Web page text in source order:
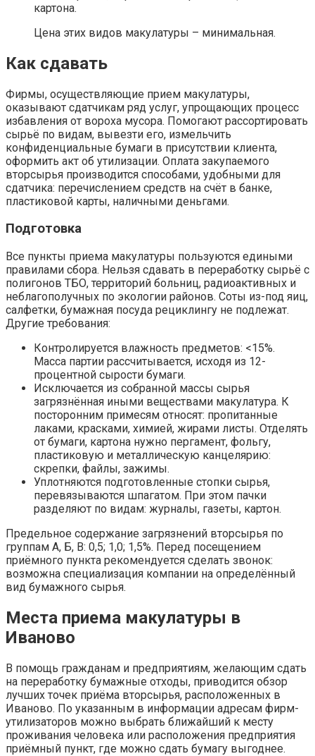
картона.
Цена этих видов макулатуры – минимальная.
Как сдавать
Фирмы, осуществляющие прием макулатуры,
оказывают сдатчикам ряд услуг, упрощающих процесс
избавления от вороха мусора. Помогают рассортировать
сырьё по видам, вывезти его, измельчить
конфиденциальные бумаги в присутствии клиента,
оформить акт об утилизации. Оплата закупаемого
вторсырья производится способами, удобными для
сдатчика: перечислением средств на счёт в банке,
пластиковой карты, наличными деньгами.
Подготовка
Все пункты приема макулатуры пользуются едиными
правилами сбора. Нельзя сдавать в переработку сырьё с
полигонов ТБО, территорий больниц, радиоактивных и
неблагополучных по экологии районов. Соты из-под яиц,
салфетки, бумажная посуда рециклингу не подлежат.
Другие требования:
Контролируется влажность предметов: <15%.
Масса партии рассчитывается, исходя из 12-
процентной сырости бумаги.
Исключается из собранной массы сырья
загрязнённая иными веществами макулатура. К
посторонним примесям относят: пропитанные
лаками, красками, химией, жирами листы. Отделять
от бумаги, картона нужно пергамент, фольгу,
пластиковую и металлическую канцелярию:
скрепки, файлы, зажимы.
Уплотняются подготовленные стопки сырья,
перевязываются шпагатом. При этом пачки
разделяют по видам: журналы, газеты, картон.
Предельное содержание загрязнений вторсырья по
группам А, Б, В: 0,5; 1,0; 1,5%. Перед посещением
приёмного пункта рекомендуется сделать звонок:
возможна специализация компании на определённый
вид бумажного сырья.
Места приема макулатуры в
Иваново
В помощь гражданам и предприятиям, желающим сдать
на переработку бумажные отходы, приводится обзор
лучших точек приёма вторсырья, расположенных в
Иваново. По указанным в информации адресам фирм-
утилизаторов можно выбрать ближайший к месту
проживания человека или расположения предприятия
приёмный пункт, где можно сдать бумагу выгоднее.